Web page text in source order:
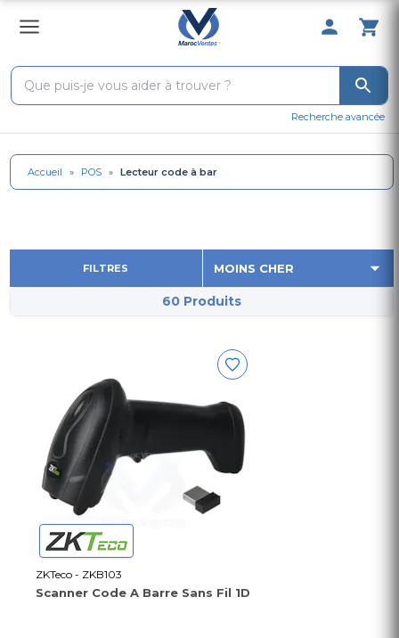
0 Produit
Recherche avancée
Accueil » POS » Lecteur code à bar
FILTRES
60 Produits
ZKTeco - ZKB103
Scanner Code A Barre Sans Fil 1D